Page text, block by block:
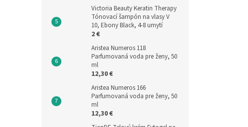
Victoria Beauty Keratin Therapy
Tónovací šampón na vlasy V
10, Ebony Black, 4-8 umytí
2 €
Aristea Numeros 118
Parfumovaná voda pre ženy, 50
ml
12,30 €
Aristea Numeros 166
Parfumovaná voda pre ženy, 50
ml
12,30 €